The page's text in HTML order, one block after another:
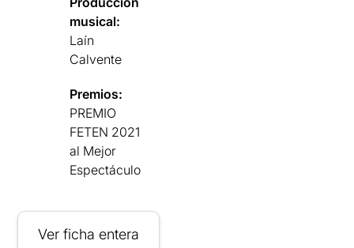
musical:
Laín
Calvente
Premios:
PREMIO
FETEN 2021
al Mejor
Espectáculo
Ver ficha entera